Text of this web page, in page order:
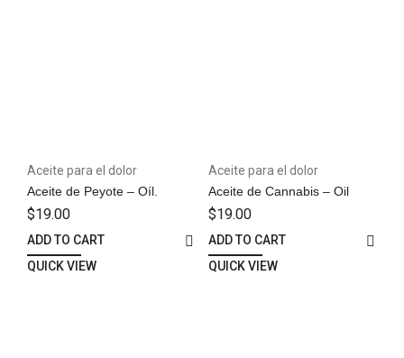
Aceite para el dolor
Aceite de Peyote – Oíl.
$19.00
ADD TO CART
QUICK VIEW
Aceite para el dolor
Aceite de Cannabis – Oil
$19.00
ADD TO CART
QUICK VIEW